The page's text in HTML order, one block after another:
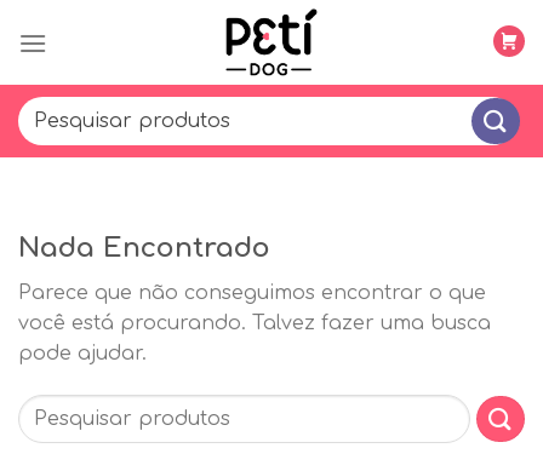
Search
for:
Nada Encontrado
Parece que não conseguimos encontrar o que
você está procurando. Talvez fazer uma busca
pode ajudar.